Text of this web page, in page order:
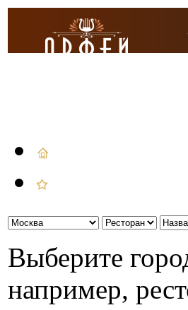
Выберите
например,